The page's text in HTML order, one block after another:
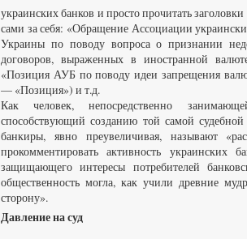
украинских банков и просто прочитать
сами за себя: «Обращение Ассоциации
Украины по поводу вопроса о признании
договоров, выраженных в иностранной
«Позиция АУБ по поводу идеи запрещения
— «Позиция») и т.д.
Как человек, непосредственно
способствующий созданию той самой
банкиры, явно преувеличивая, называют
прокомментировать активность украинских
защищающего интересы потребителей
общественность могла, как учили древние
сторону».
Давление на суд